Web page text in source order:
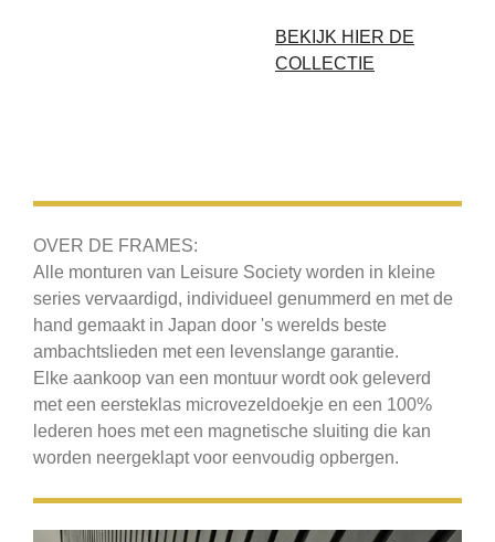
BEKIJK HIER DE
COLLECTIE
OVER DE FRAMES:
Alle monturen van Leisure Society worden in kleine
series vervaardigd, individueel genummerd en met de
hand gemaakt in Japan door 's werelds beste
ambachtslieden met een levenslange garantie.
Elke aankoop van een montuur wordt ook geleverd
met een eersteklas microvezeldoekje en een 100%
lederen hoes met een magnetische sluiting die kan
worden neergeklapt voor eenvoudig opbergen.